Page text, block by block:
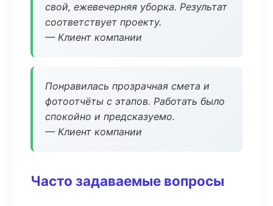
свой, ежевечерняя уборка. Результат
соответствует проекту.
— Клиент компании
Понравилась прозрачная смета и
фотоотчёты с этапов. Работать было
спокойно и предсказуемо.
— Клиент компании
Часто задаваемые вопросы